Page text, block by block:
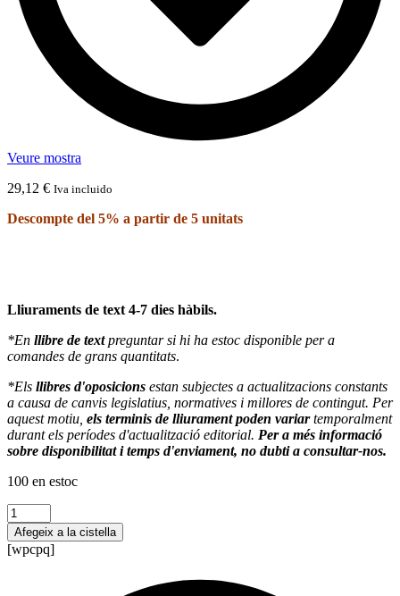
Veure mostra
29,12 € Iva incluido
Descompte del 5% a partir de 5 unitats
Lliuraments de text 4-7 dies hàbils.
*En llibre de textpreguntar si hi ha estoc disponible per a
comandes de grans quantitats.
*Els llibres d'oposicions estan subjectes a actualitzacions constants
a causa de canvis legislatius, normatives i millores de contingut. Per
aquest motiu, els terminis de lliurament poden variartemporalment
durant els períodes d'actualització editorial. Per a més informació
sobre disponibilitat i temps d'enviament, no dubti a consultar-nos.
100 en estoc
quantitat
de
Organización
del
Afegeix a la cistella
[wpcpq]